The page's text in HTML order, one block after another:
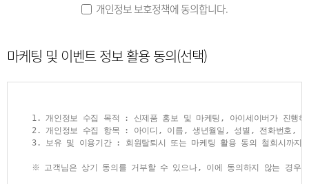
제6조 (이용신청의 승낙)
① 당 사이트는 제5조에서 정한 사항을 정확히 기재하여 이용신청을
1. 본인의 실명으로 신청하지 않았을 때
2. 다른 사람의 명의를 사용하여 신청하였을 때
3. 신청서의 내용을 허위로 기재하였을 때
5. 기타 당 사이트가 정한 이용신청 요건이 미비 되었을 때
전자상거래 등에서의 소비자 보호에 관한 법률, 전자금융거래법, 통신
- 전자상거래 등에서 소비자 보호에 관한 법률
소비자의 불만 또는 분쟁처리에 관한 기록: 3년 보관
- 전자금융거래법
전자금융에 관한 기록: 5년 보관
로그인 기록: 3개월
개인정보 보호정책에 동의합니다.
마케팅 및 이벤트 정보 활용 동의(선택)
1. 개인정보 수집 목적 : 신제품 홍보 및 마케팅, 아이세이버가 진행하
2. 개인정보 수집 항목 : 아이디, 이름, 생년월일, 성별, 전화번호, 휴
3. 보유 및 이용기간 : 회원탈퇴시 또는 마케팅 활용 동의 철회시까지
※ 고객님은 상기 동의를 거부할 수 있으나, 이에 동의하지 않는 경